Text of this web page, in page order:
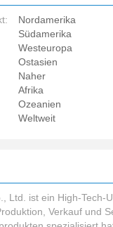
Nordamerika
Südamerika
Westeuropa
Ostasien
Naher
Afrika
Ozeanien
Weltweit
Ltd. ist ein High-Tech-
Verkauf und